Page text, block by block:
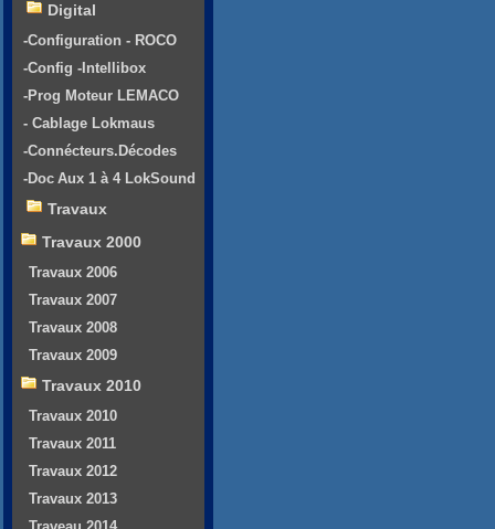
Digital
-Configuration - ROCO
-Config -Intellibox
-Prog Moteur LEMACO
- Cablage Lokmaus
-Connécteurs.Décodes
-Doc Aux 1 à 4 LokSound
Travaux
Travaux 2000
Travaux 2006
Travaux 2007
Travaux 2008
Travaux 2009
Travaux 2010
Travaux 2010
Travaux 2011
Travaux 2012
Travaux 2013